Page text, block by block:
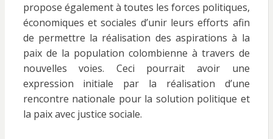
propose également à toutes les forces politiques,
économiques et sociales d’unir leurs efforts afin
de permettre la réalisation des aspirations à la
paix de la population colombienne à travers de
nouvelles voies. Ceci pourrait avoir une
expression initiale par la réalisation d’une
rencontre nationale pour la solution politique et
la paix avec justice sociale.